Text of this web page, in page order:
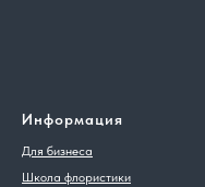
Информация
Для бизнеса
Школа флористики